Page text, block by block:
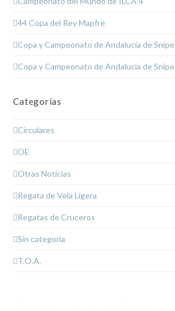
44 Copa del Rey Mapfre
Copa y Campeonato de Andalucía de Snipe
Copa y Campeonato de Andalucía de Snipe
Categorías
Circulares
OE
Otras Noticias
Regata de Vela Ligera
Regatas de Cruceros
Sin categoría
T.O.A.